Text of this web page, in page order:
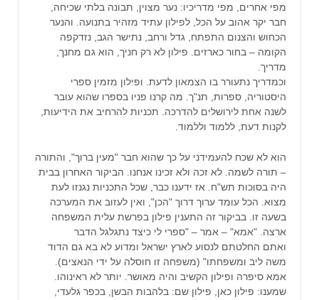
מפי אחרים, מפי מדריכיו: נער מצוין, תבונה בלתי שכיחה,
חבר יקר אהוב על הכל, לפילון עתיד מזהיר בתנועה. והנער
הכחוש והצנום התפתח, גדל ורחב, נתישר הגב, נזדקפה
הקומה – בחור כארזים. פילון לא רק חניך, הוא גם מחנך,
מדריך.
וכמדריך נתעורר בו הצמאון לדעת. ופילון מזמין ספרי
היסטוריה, ספרות, תנ"ך. מה קרנו פניו בספרו שהוא עובר
לשנה אחת לירושלים להדרכה. תכניות להרחיב את הידיעות,
לקנות דעת, ללמוד וללמוד.
הוא לא שכח להעמידני על כך שהוא חבר "מעין ברוך", והתורה
– תורה לשמה. לא זכה ולא זכינו אנחנו. הביקור האחרון בבית
היה בסוכות תש"ח. אז ידענו כבר, שכל התכניות נגנזו לעת
מצוא. הכל עומד ערוך דרוך "הכן", ואין לעזוב את המערכה
בשעה זו. בביקור זה התענין פילון בפרשת עלית המשפחה
ארצה. "אמא" – אמר – "ספרי לי כיצד נתגלגל הדבר
ואתם החלטתם לנסוע לארץ ישראל ומדוע לא בא גם הדוד
משה ליב ומשפחתו" (משפחה זו חוסלה על ידי הנאצים).
אמא סיפרה ופילון הקשיב והיה מאושר. יותר לא ראינוהו.
שמענו: פילון כאן, פילון שם: בלהבות הבשן, בכפר גלעדי,